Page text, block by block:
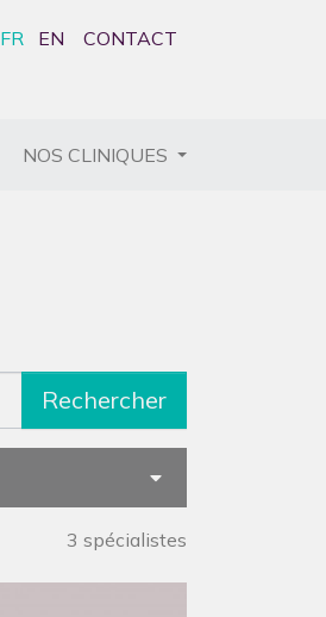
FR EN CONTACT
NOS CLINIQUES
Rechercher
3 spécialistes